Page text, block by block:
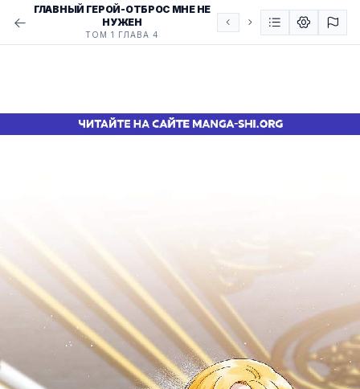
ГЛАВНЫЙ ГЕРОЙ-ОТБРОС МНЕ НЕ
НУЖЕН
ТОМ 1 ГЛАВА 4